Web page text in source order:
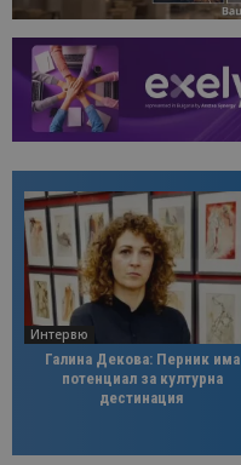
Интервю
Галина Декова: Перник има
потенциал за културна
дестинация